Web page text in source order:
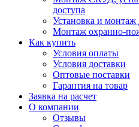
доступа
Установка и
Монтаж охранно-
Как купить
Условия оплаты
Условия доставки
Оптовые поставки
Гарантия на товар
Заявка на расчет
О компании
Отзывы